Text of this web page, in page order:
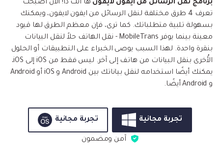
برنامج نقل الرسائل من ايفون لايفون ها أنت ذا! الآن أصبحت
تعرف 4 طرق مختلفة لنقل الرسائل من ايفون لايفون، ويمكنك
بسهولة تلبية متطلباتك. كما ترى، فإن معظم الطرق لها قيود
معينة بينما يوفر MobileTrans - نقل الهاتف حلاً لنقل البيانات
بنقرة واحدة. لهذا السبب يوصى الخبراء على التطبيقات أو الحلول
الأُخرى بنقل البيانات من هاتف إلى آخر. ليس فقط من iOS إلى iOS،
يمكنك أيضًا استخدامه لنقل بياناتك بين Android و iOS أو Android
و Android أيضًا.
تجربة مجانية تجربة مجانية
آمن ومضمون